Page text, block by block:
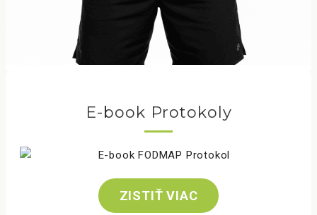
E-book Protokoly
ZISTIŤ VIAC